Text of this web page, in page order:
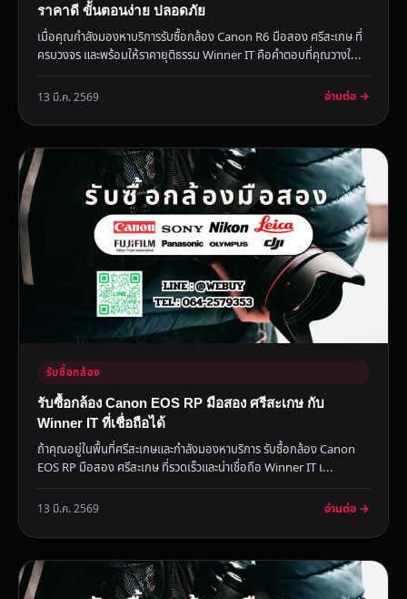
ราคาดี ขั้นตอนง่าย ปลอดภัย
เมื่อคุณกำลังมองหาบริการรับซื้อกล้อง Canon R6 มือสอง ศรีสะเกษ ที่
ครบวงจร และพร้อมให้ราคายุติธรรม Winner IT คือคำตอบที่คุณวางใ...
13 มี.ค. 2569 อ่านต่อ →
รับซื้อกล้อง
รับซื้อกล้อง Canon EOS RP มือสอง ศรีสะเกษ กับ
Winner IT ที่เชื่อถือได้
ถ้าคุณอยู่ในพื้นที่ศรีสะเกษและกำลังมองหาบริการ รับซื้อกล้อง Canon
EOS RP มือสอง ศรีสะเกษ ที่รวดเร็วและน่าเชื่อถือ Winner IT เ...
13 มี.ค. 2569 อ่านต่อ →